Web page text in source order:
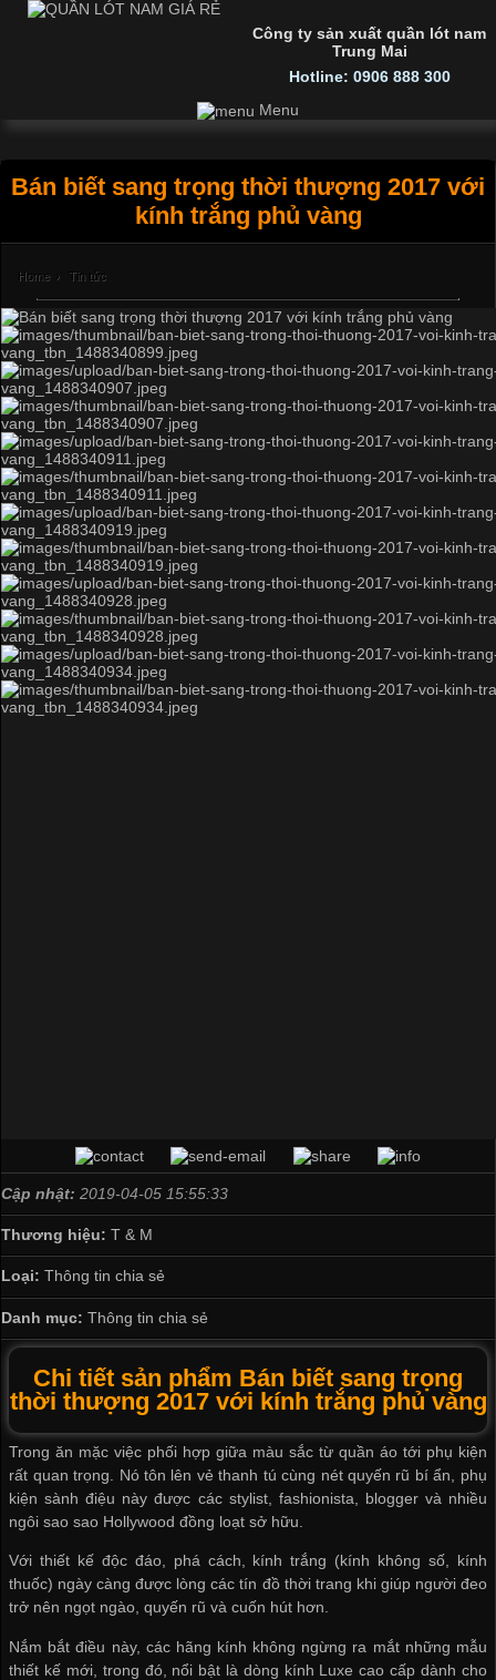
Công ty sản xuất quần lót nam
Trung Mai
Hotline: 0906 888 300
Menu
Bán biết sang trọng thời thượng 2017 với
kính trắng phủ vàng
Home › Tin tức
Cập nhật: 2019-04-05 15:55:33
Thương hiệu: T & M
Loại: Thông tin chia sẻ
Danh mục: Thông tin chia sẻ
Chi tiết sản phẩm Bán biết sang trọng
thời thượng 2017 với kính trắng phủ vàng
Trong ăn mặc việc phối hợp giữa màu sắc từ quần áo tới phụ kiện
rất quan trọng. Nó tôn lên vẻ thanh tú cùng nét quyến rũ bí ẩn, phụ
kiện sành điệu này được các stylist, fashionista, blogger và nhiều
ngôi sao sao Hollywood đồng loạt sở hữu.
Với thiết kế độc đáo, phá cách, kính trắng (kính không số, kính
thuốc) ngày càng được lòng các tín đồ thời trang khi giúp người đeo
trở nên ngọt ngào, quyến rũ và cuốn hút hơn.
Nắm bắt điều này, các hãng kính không ngừng ra mắt những mẫu
thiết kế mới, trong đó, nổi bật là dòng kính Luxe cao cấp dành cho